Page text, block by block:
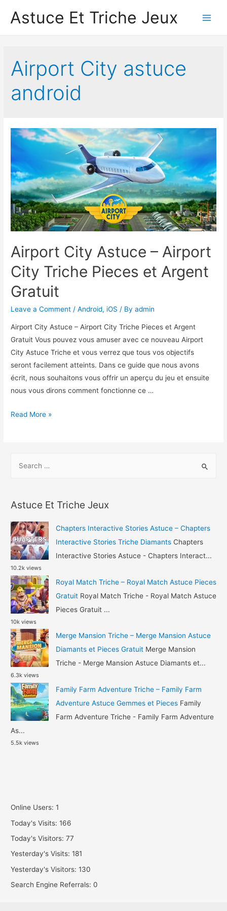
Astuce Et Triche Jeux
Airport City astuce
android
Airport City Astuce – Airport
City Triche Pieces et Argent
Gratuit
Leave a Comment /Android, iOS / Byadmin
Airport City Astuce – Airport City Triche Pieces et Argent
Gratuit Vous pouvez vous amuser avec ce nouveau Airport
City Astuce Triche et vous verrez que tous vos objectifs
seront facilement atteints. Dans ce guide que nous avons
écrit, nous souhaitons vous offrir un aperçu du jeu et ensuite
nous vous dirons comment fonctionne ce …
Airport
Airport
Pieces
Argent
Gratuit
Read More »
h
f
o
r
:
Astuce Et Triche Jeux
Chapters Interactive Stories Astuce – Chapters
Interactive Stories Triche Diamants Chapters
Interactive Stories Astuce - Chapters Interact...
10.2k views
Royal Match Triche – Royal Match Astuce Pieces
Gratuit Royal Match Triche - Royal Match Astuce
Pieces Gratuit ...
10k views
Merge Mansion Triche – Merge Mansion Astuce
Diamants et Pieces Gratuit Merge Mansion
Triche - Merge Mansion Astuce Diamants et...
6.3k views
Family Farm Adventure Triche – Family Farm
Adventure Astuce Gemmes et Pieces Family
Farm Adventure Triche - Family Farm Adventure
As...
5.5k views
Online Users:1
Today's Visits:166
Today's Visitors:77
Yesterday's Visits:181
Yesterday's Visitors:130
Search Engine Referrals:0